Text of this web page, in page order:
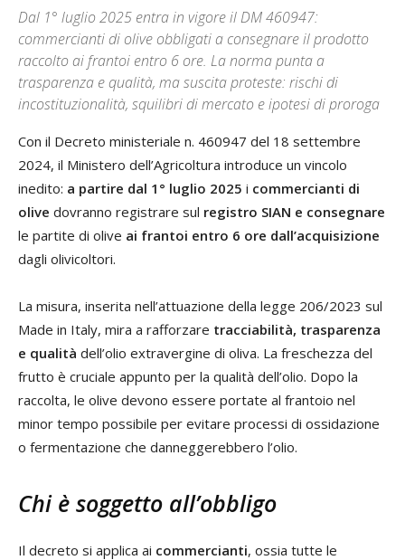
Dal 1° luglio 2025 entra in vigore il DM 460947:
commercianti di olive obbligati a consegnare il prodotto
raccolto ai frantoi entro 6 ore. La norma punta a
trasparenza e qualità, ma suscita proteste: rischi di
incostituzionalità, squilibri di mercato e ipotesi di proroga
Con il Decreto ministeriale n. 460947 del 18 settembre
2024, il Ministero dell’Agricoltura introduce un vincolo
inedito: a partire dal 1° luglio 2025 i commercianti di
olive dovranno registrare sul registro SIAN e consegnare
le partite di olive ai frantoi entro 6 ore dall’acquisizione
dagli olivicoltori.
La misura, inserita nell’attuazione della legge 206/2023 sul
Made in Italy, mira a rafforzare tracciabilità, trasparenza
e qualità dell’olio extravergine di oliva. La freschezza del
frutto è cruciale appunto per la qualità dell’olio. Dopo la
raccolta, le olive devono essere portate al frantoio nel
minor tempo possibile per evitare processi di ossidazione
o fermentazione che danneggerebbero l’olio.
Chi è soggetto all’obbligo
Il decreto si applica ai commercianti, ossia tutte le